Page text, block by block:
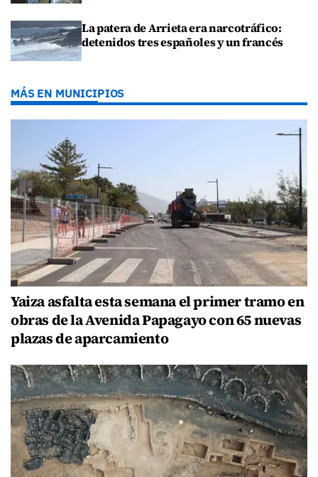
La patera de Arrieta era narcotráfico:
detenidos tres españoles y un francés
MÁS EN MUNICIPIOS
Yaiza asfalta esta semana el primer tramo en
obras de la Avenida Papagayo con 65 nuevas
plazas de aparcamiento